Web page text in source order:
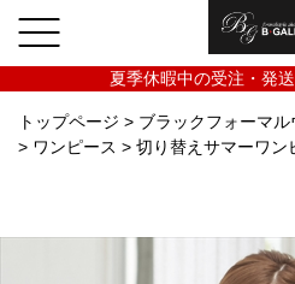
夏季休暇中の受注・発
トップページ > ブラックフォーマル
> ワンピース > 切り替えサマーワ